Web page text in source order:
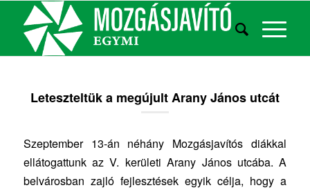
Leteszteltük a megújult Arany János utcát
Szeptember 13-án néhány Mozgásjavítós diákkal
ellátogattunk az V. kerületi Arany János utcába. A
belvárosban zajló fejlesztések egyik célja, hogy a